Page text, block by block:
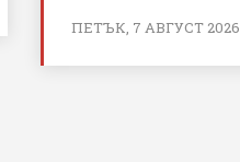
ПЕТЪК, 7 АВГУСТ 2026